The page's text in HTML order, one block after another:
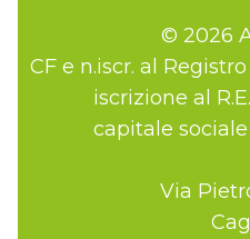
© 2026
CF e n.iscr. al
iscrizione al
capitale sociale
Via